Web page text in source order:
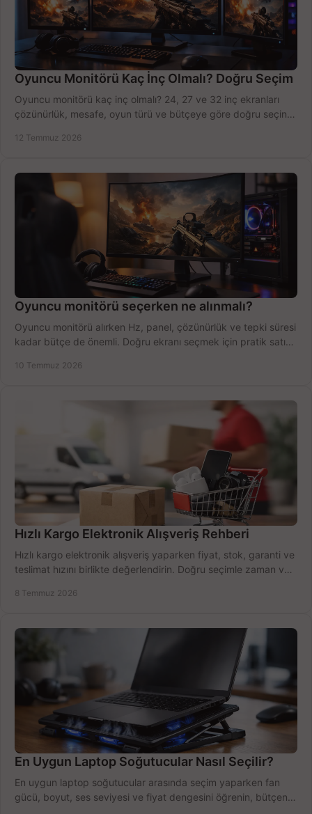
Oyuncu Monitörü Kaç İnç Olmalı? Doğru Seçim
Oyuncu monitörü kaç inç olmalı? 24, 27 ve 32 inç ekranları
çözünürlük, mesafe, oyun türü ve bütçeye göre doğru seçin,
12 Temmuz 2026
Oyuncu monitörü seçerken ne alınmalı?
Oyuncu monitörü alırken Hz, panel, çözünürlük ve tepki süresi
kadar bütçe de önemli. Doğru ekranı seçmek için pratik satın
10 Temmuz 2026
Hızlı Kargo Elektronik Alışveriş Rehberi
Hızlı kargo elektronik alışveriş yaparken fiyat, stok, garanti ve
teslimat hızını birlikte değerlendirin. Doğru seçimle zaman ve
8 Temmuz 2026
En Uygun Laptop Soğutucular Nasıl Seçilir?
En uygun laptop soğutucular arasında seçim yaparken fan
gücü, boyut, ses seviyesi ve fiyat dengesini öğrenin, bütçenizi